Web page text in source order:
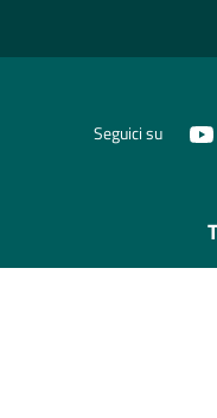
Seguici su